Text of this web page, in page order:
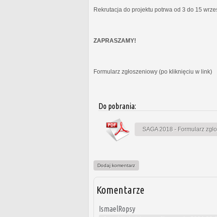
Rekrutacja do projektu potrwa od 3 do 15
ZAPRASZAMY!
Formularz zgłoszeniowy (po kliknięciu w link)
Do pobrania:
SAGA 2018 - Formularz
Dodaj komentarz
Komentarze
IsmaelRopsy